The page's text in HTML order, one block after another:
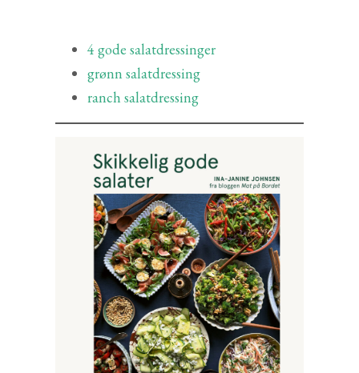
4 gode salatdressinger
grønn salatdressing
ranch salatdressing